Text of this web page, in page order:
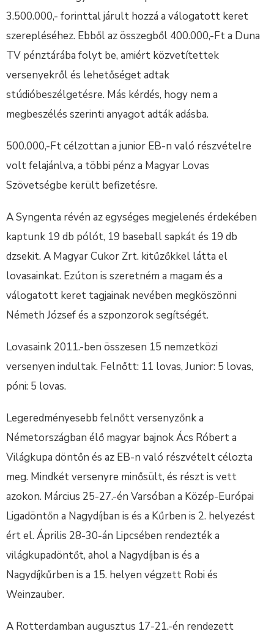
3.500.000,- forinttal járult hozzá a válogatott keret
szerepléséhez. Ebből az összegből 400.000,-Ft a Duna
TV pénztárába folyt be, amiért közvetítettek
versenyekről és lehetőséget adtak
stúdióbeszélgetésre. Más kérdés, hogy nem a
megbeszélés szerinti anyagot adták adásba.
500.000,-Ft célzottan a junior EB-n való részvételre
volt felajánlva, a többi pénz a Magyar Lovas
Szövetségbe került befizetésre.
A Syngenta révén az egységes megjelenés érdekében
kaptunk 19 db pólót, 19 baseball sapkát és 19 db
dzsekit. A Magyar Cukor Zrt. kitűzőkkel látta el
lovasainkat. Ezúton is szeretném a magam és a
válogatott keret tagjainak nevében megköszönni
Németh József és a szponzorok segítségét.
Lovasaink 2011.-ben összesen 15 nemzetközi
versenyen indultak. Felnőtt: 11 lovas, Junior: 5 lovas,
póni: 5 lovas.
Legeredményesebb felnőtt versenyzőnk a
Németországban élő magyar bajnok Ács Róbert a
Világkupa döntőn és az EB-n való részvételt célozta
meg. Mindkét versenyre minősült, és részt is vett
azokon. Március 25-27.-én Varsóban a Közép-Európai
Ligadöntőn a Nagydíjban is és a Kűrben is 2. helyezést
ért el. Április 28-30-án Lipcsében rendezték a
világkupadöntőt, ahol a Nagydíjban is és a
Nagydíjkűrben is a 15. helyen végzett Robi és
Weinzauber.
A Rotterdamban augusztus 17-21.-én rendezett